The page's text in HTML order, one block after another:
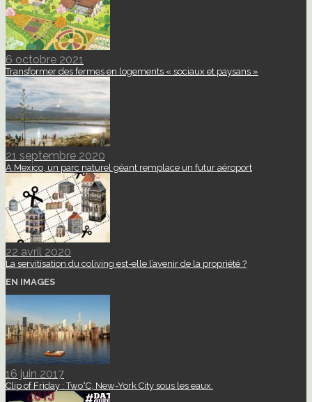
6 octobre 2021
Transformer des fermes en logements « sociaux et paysans »
21 septembre 2020
A Mexico, un parc naturel géant remplace un futur aéroport
22 avril 2020
La servitisation du coliving est-elle l’avenir de la propriété ?
EN IMAGES
16 juin 2017
Clip of Friday : Two°C, New-York City sous les eaux.